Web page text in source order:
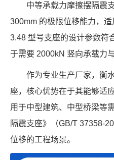
中等承载力摩擦摆隔震
300mm 的极限位移能力，
3.48 型号支座的设计参数符
于需要 2000kN 竖向承载力
作为专业生产厂家，衡
座，核心优势在于其能够适
用于中型建筑、中型桥梁等
隔震支座》（GB/T 37358-
位移的工程场景。